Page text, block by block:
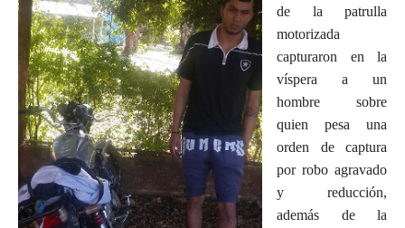
de la patrulla
motorizada
capturaron en la
víspera a un
hombre sobre
quien pesa una
orden de captura
por robo agravado
y reducción,
además de la